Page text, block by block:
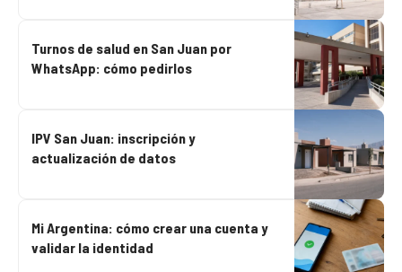
Turnos de salud en San Juan por
WhatsApp: cómo pedirlos
IPV San Juan: inscripción y
actualización de datos
Mi Argentina: cómo crear una cuenta y
validar la identidad